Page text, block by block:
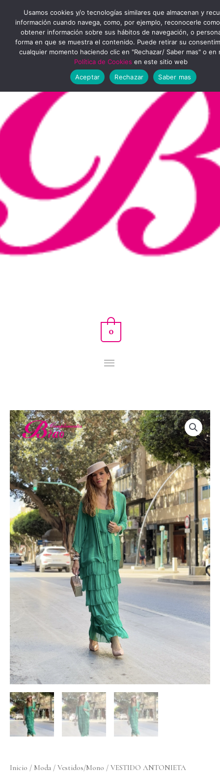
contenido
MENÚ
PRINCIPAL
0
Inicio / Moda / Vestidos/Mono / VESTIDO ANTONIETA
VESTIDO
ANTONIETA
cantidad
Usamos cookies y/o tecnologías similares que almacenan y
información cuando navega, como, por ejemplo, reconocerle
obtener información sobre sus hábitos de navegación, o
forma en que se muestra el contenido. Puede retirar su
cualquier momento haciendo clic en "Rechazar/ Saber mas" o en
Política de Cookies en este sitio web
Aceptar
Rechazar Saber mas